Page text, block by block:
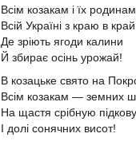
Всім козакам і їх
Всій Україні з краю в
Де зріють ягоди калини
Й збирає осінь урожай!
В козацьке свято на
Всім козакам — земних
На щастя срібную підкову
І долі сонячних висот!